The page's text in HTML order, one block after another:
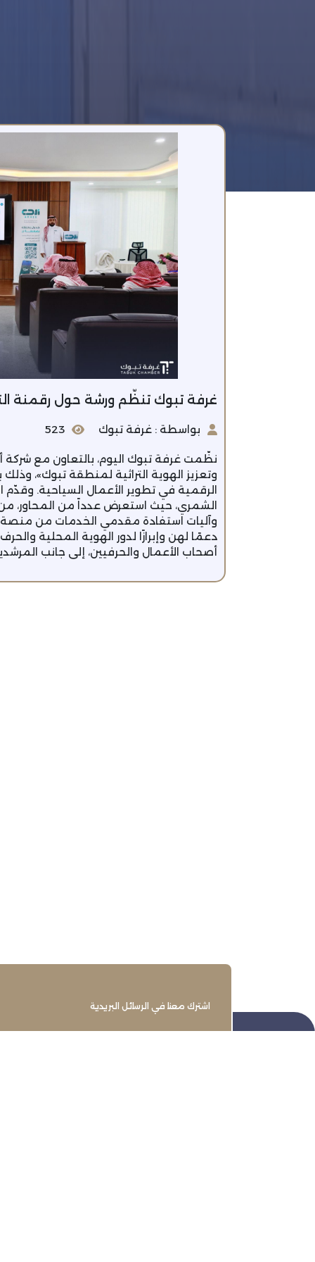
غرفة تبوك تنظّم ورشة حول رقمنة
بواسطة : غرفة تبوك 523
نظّمت غرفة تبوك اليوم، بالتعاون مع شركة
وتعزيز الهوية التراثية لمنطقة تبوك»،
الرقمية في تطوير الأعمال السياحية. وقدّم
الشمري، حيث استعرض عدداً من المحاور، من
وآليات استفادة مقدمي الخدمات من
دعمًا لهن وإبرازًا لدور الهوية المحلية
أصحاب الأعمال والحرفيين، إلى جانب
اشترك معنا في الرسائل البريدية